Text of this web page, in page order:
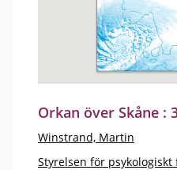
Orkan över Skåne :
Winstrand, Martin
Styrelsen för psykologiskt